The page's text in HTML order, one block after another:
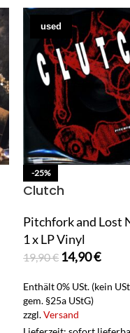
used
-25%
Clutch
Pitchfork and Lost
1 x LP Vinyl
19,90€ 14,90€
Enthält 0% USt. (kein
gem. §25a UStG)
zzgl.Versand